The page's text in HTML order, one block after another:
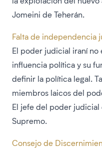
Jomeini de Teherán.
Falta de independencia
El poder judicial iraní
influencia política y su
definir la política legal.
miembros laicos del
El jefe del poder
Supremo.
Consejo de